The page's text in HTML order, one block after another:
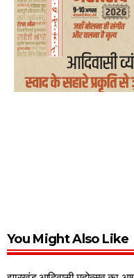
You Might Also Like